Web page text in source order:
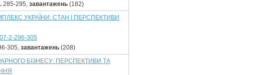
285-295, завантажень(182)
УКРАЇНИ: СТАН І ПЕРСПЕКТИВИ
2-296-305
305, завантажень(208)
БІЗНЕСУ: ПЕРСПЕКТИВИ ТА